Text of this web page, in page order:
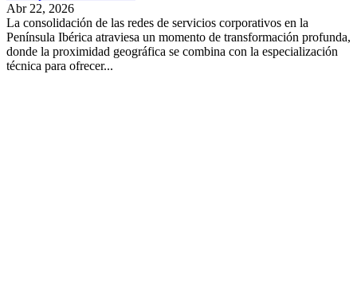
Abr 22, 2026
La consolidación de las redes de servicios corporativos en la
Península Ibérica atraviesa un momento de transformación profunda,
donde la proximidad geográfica se combina con la especialización
técnica para ofrecer...